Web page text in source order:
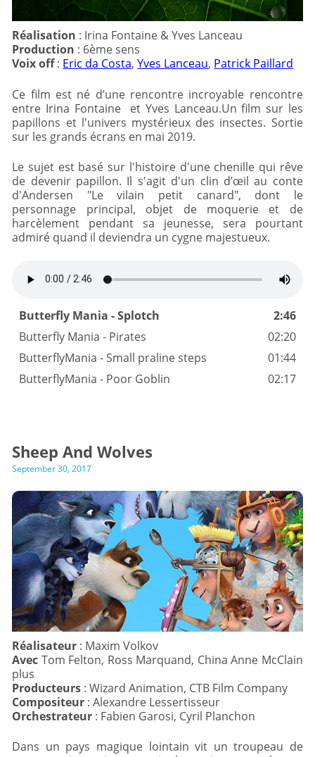
Réalisation
Production
Voix off: Eric da Costa,Yves Lanceau, Patrick Paillard
Ce film est né d’une rencontre incroyable rencontre
entre Irina Fontaine et Yves Lanceau.Un film sur les
papillons et l'univers mystérieux des insectes. Sortie
sur les grands écrans en mai 2019.
Le sujet est basé sur l'histoire d'une chenille qui rêve
de devenir papillon. Il s'agit d'un clin d’œil au conte
d'Andersen "Le vilain petit canard", dont le
personnage principal, objet de moquerie et de
harcèlement pendant sa jeunesse, sera pourtant
admiré quand il deviendra un cygne majestueux.
Butterfly Mania - Splotch
2:46
Butterfly Mania - Pirates
02:20
ButterflyMania - Small praline steps
01:44
ButterflyMania - Poor Goblin
02:17
Sheep And Wolves
September 30, 2017
Réalisateur
Avec Tom Felton, Ross Marquand, China Anne McClain
Producteurs
Compositeur
Orchestrateur : Fabien Garosi, Cyril Planchon
Dans un pays magique lointain vit un troupeau de